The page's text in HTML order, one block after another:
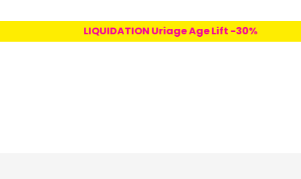
LIQUIDATION Uriage Age Lift -30%